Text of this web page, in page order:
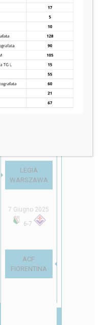
LEGIA
WARSZAWA
7 Giugno 2025
6-7
ACF
FIORENTINA